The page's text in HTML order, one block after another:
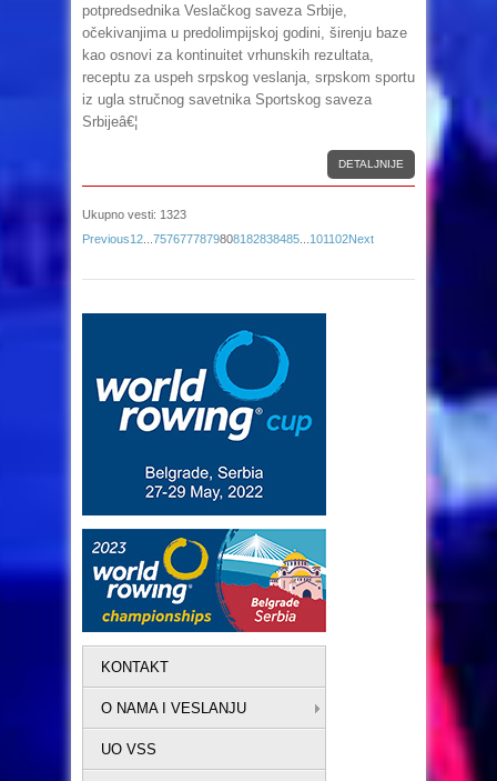
potpredsednika Veslačkog saveza Srbije,
očekivanjima u predolimpijskoj godini, širenju baze
kao osnovi za kontinuitet vrhunskih rezultata,
receptu za uspeh srpskog veslanja, srpskom sportu
iz ugla stručnog savetnika Sportskog saveza
Srbijeâ€¦
DETALJNIJE
Ukupno vesti: 1323
Previous12 7576777879808182838485 101102Next
KONTAKT
O NAMA I VESLANJU
UO VSS